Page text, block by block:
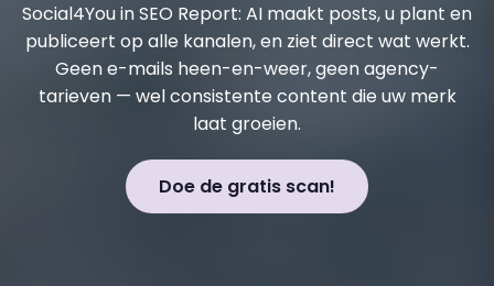
Social4You in SEO Report: AI maakt posts, u plant en
publiceert op alle kanalen, en ziet direct wat werkt.
Geen e-mails heen-en-weer, geen agency-
tarieven — wel consistente content die uw merk
laat groeien.
Doe de gratis scan!